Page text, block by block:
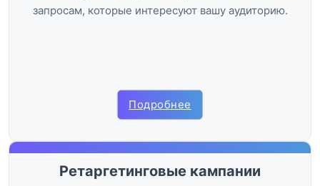
запросам, которые интересуют вашу аудиторию.
Подробнее
Ретаргетинговые кампании